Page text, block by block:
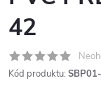
42
Kód produktu: